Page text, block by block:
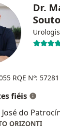
Dr.
Souto
RQE Nº: 57281
fiéis
ORIZONTI